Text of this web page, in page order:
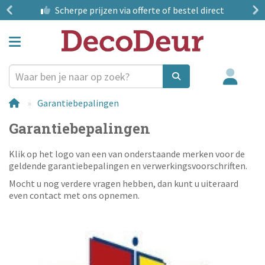
Scherpe prijzen via offerte of bestel direct
Garantiebepalingen
Garantiebepalingen
Klik op het logo van een van onderstaande merken voor de
geldende garantiebepalingen en verwerkingsvoorschriften.
Mocht u nog verdere vragen hebben, dan kunt u uiteraard
even contact met ons opnemen.